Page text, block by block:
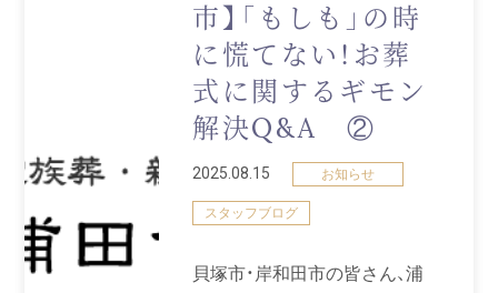
市】「もしも」の時
に慌てない！お葬
式に関するギモン
解決Q&A ②
2025.08.15 お知らせ
スタッフブログ
貝塚市・岸和田市の皆さん、浦